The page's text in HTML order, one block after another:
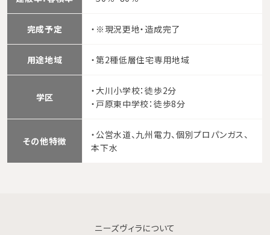
完成予定 ・※現況更地・造成完了
用途地域 ・第2種低層住宅専用地域
学区
・大川小学校：徒歩2分
・戸原東中学校：徒歩8分
その他特徴
・公営水道、九州電力、個別プロパンガス、
本下水
ニーズヴィラについて